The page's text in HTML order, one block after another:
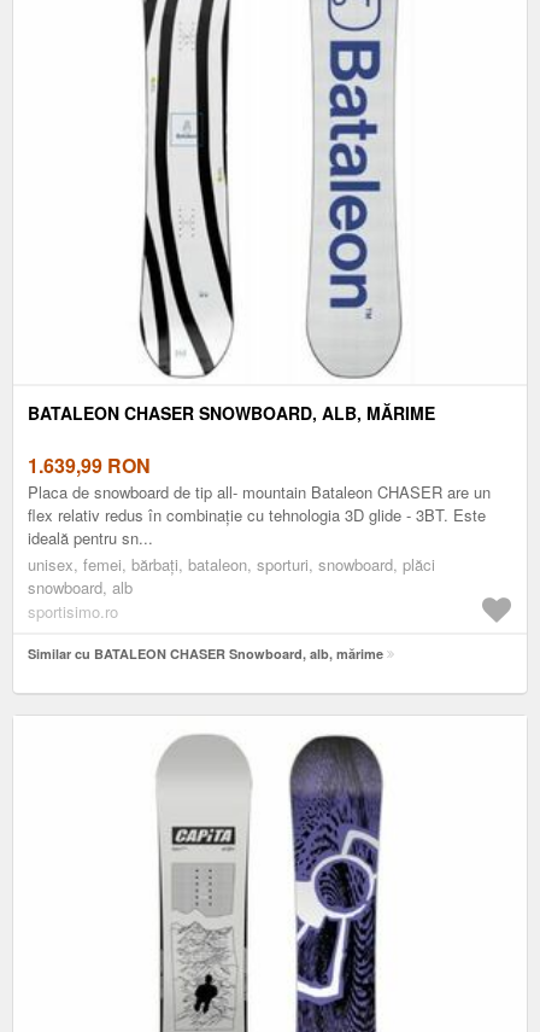
BATALEON CHASER SNOWBOARD, ALB, MĂRIME
1.639,99 RON
Placa de snowboard de tip all- mountain Bataleon CHASER are un
flex relativ redus în combinație cu tehnologia 3D glide - 3BT. Este
ideală pentru sn...
unisex, femei, bărbați, bataleon, sporturi, snowboard, plăci
snowboard, alb
sportisimo.ro
Similar cu BATALEON CHASER Snowboard, alb, mărime